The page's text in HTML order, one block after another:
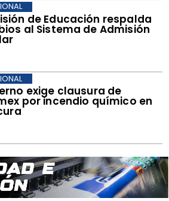
de Educación respalda
al Sistema de Admisión
exige clausura de
por incendio químico en